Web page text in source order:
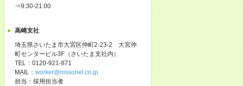
⇒9:30-21:00
高崎支社
埼玉県さいたま市大宮区仲町2-23-2 大宮仲
町センタービル3F（さいたま支社内）
TEL：0120-921-871
MAIL： worker@nissonet.co.jp
担当：採用担当者